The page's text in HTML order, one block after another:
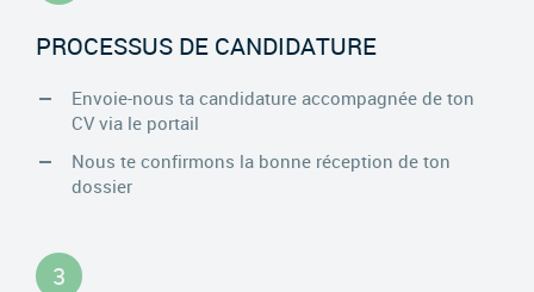
PROCESSUS DE CANDIDATURE
Envoie-nous ta candidature accompagnée de ton
CV via le portail
Nous te confirmons la bonne réception de ton
dossier
3